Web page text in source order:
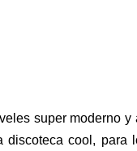
super moderno y
discoteca cool, para